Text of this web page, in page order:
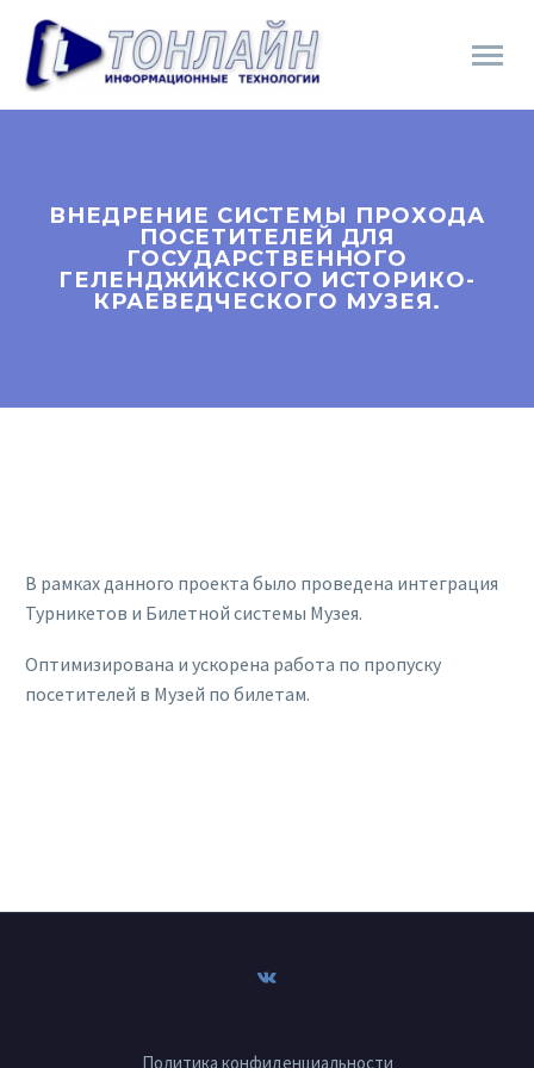
ВНЕДРЕНИЕ СИСТЕМЫ ПРОХОДА
ПОСЕТИТЕЛЕЙ ДЛЯ
ГОСУДАРСТВЕННОГО
ГЕЛЕНДЖИКСКОГО ИСТОРИКО-
КРАЕВЕДЧЕСКОГО МУЗЕЯ.
В рамках данного проекта было проведена интеграция
Турникетов и Билетной системы Музея.
Оптимизирована и ускорена работа по пропуску
посетителей в Музей по билетам.
Политика конфиденциальности